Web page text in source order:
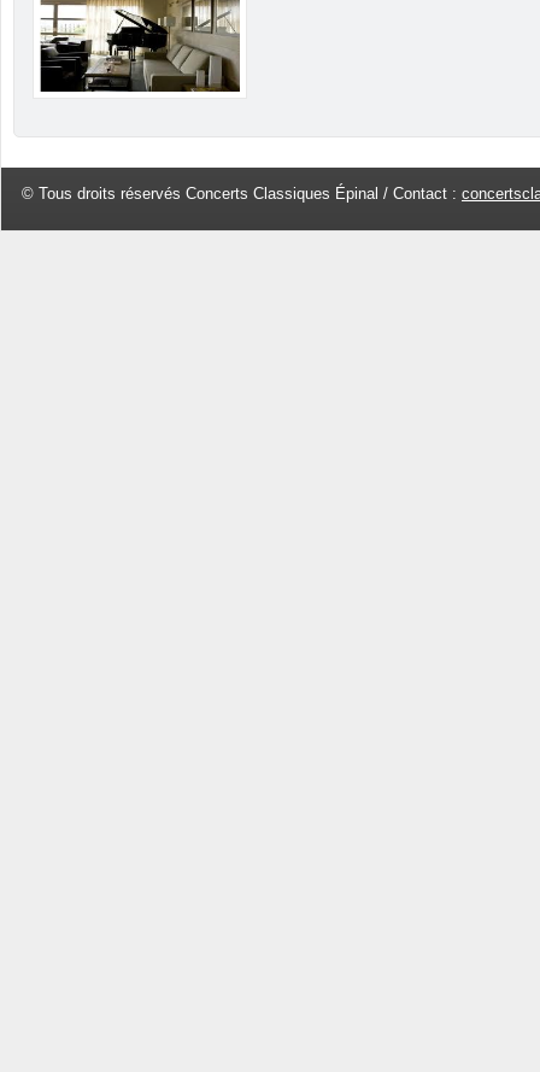
© Tous droits réservés Concerts Classiques Épinal / Contact :